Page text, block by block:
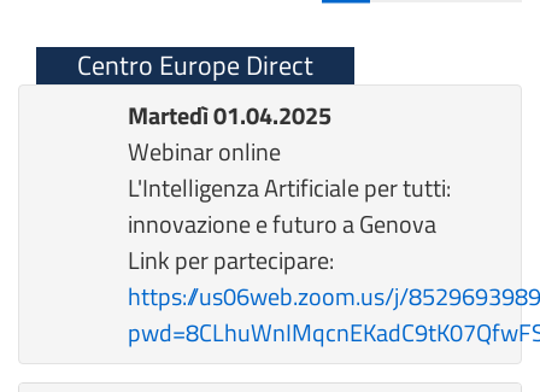
Centro Europe Direct
Martedì 01.04.2025
Webinar online
L'Intelligenza Artificiale per tutti:
innovazione e futuro a Genova
Link per partecipare:
https://us06web.zoom.us/j/